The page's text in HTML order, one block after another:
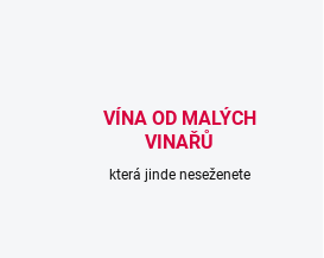
VÍNA OD MALÝCH
VINAŘŮ
která jinde neseženete